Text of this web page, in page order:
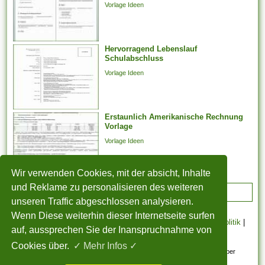
Wir verwenden Cookies, mit der absicht, Inhalte
und Reklame zu personalisieren des weiteren
unseren Traffic abgeschlossen analysieren.
Wenn Diese weiterhin dieser Internetseite surfen
auf, aussprechen Sie der Inanspruchnahme von
Cookies über. ✓ Mehr Infos ✓
weiter arbeiten
möglicherweise. Er kann...
Vorlage Ideen
Hervorragend Lebenslauf
Schulabschluss
Vorlage Ideen
Erstaunlich Amerikanische Rechnung
Vorlage
Vorlage Ideen
ADVERTISEMENT
Cookie Politik|
Copyright| Nutzungsbedingungen| Sitemap| Kontakt
Alle eingereichten Inhalte bleiben dem ursprünglichen Copyright-Inhaber